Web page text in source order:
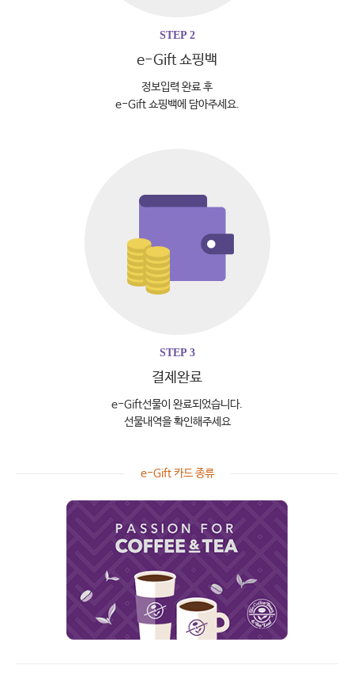
STEP 2
e-Gift 쇼핑백
정보입력 완료 후
e-Gift 쇼핑백에 담아주세요.
STEP 3
결제완료
e-Gift선물이 완료되었습니다.
선물내역을 확인해주세요
e-Gift 카드 종류